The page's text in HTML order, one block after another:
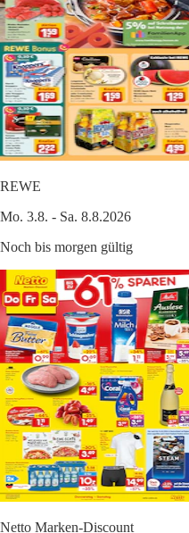
REWE
Mo. 3.8. - Sa. 8.8.2026
Noch bis morgen gültig
Netto Marken-Discount